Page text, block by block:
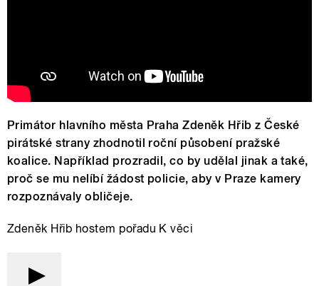
Primátor hlavního města Praha Zdeněk Hřib z České
pirátské strany zhodnotil roční působení pražské
koalice. Například prozradil, co by udělal jinak a také,
proč se mu nelíbí žádost policie, aby v Praze kamery
rozpoznávaly obličeje.
Zdeněk Hřib hostem pořadu K věci